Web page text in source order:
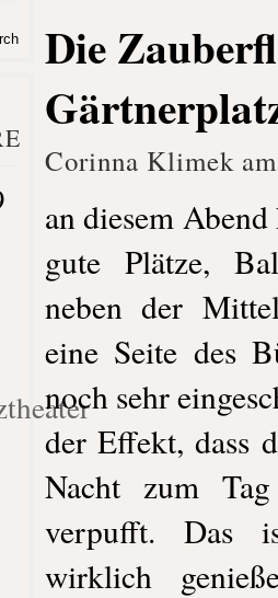
Die
Corinna Klimek
an diesem
gute Plätze,
neben der
eine Seite des
noch sehr
der Effekt, dass
Nacht zum
verpufft. Das
wirklich